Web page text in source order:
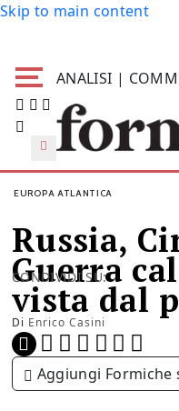
Skip to main content
ANALISI |
EUROPA ATLANTICA
Russia,
Guerra
vista dal
Di Enrico Casini
CONDIVIDI SU:
Aggiungi Formiche